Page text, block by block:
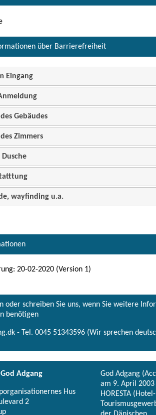
über Barrierefreiheit
Eingang
Gebäudes
Zimmers
wayfinding u.a.
20-02-2020 (Version 1)
oder schreiben Sie uns, wenn Sie weitere
benötigen
- Tel. 0045 51343596 (Wir sprechen
Adgang
Hus
2
God Adgang
am 9. April
HORESTA